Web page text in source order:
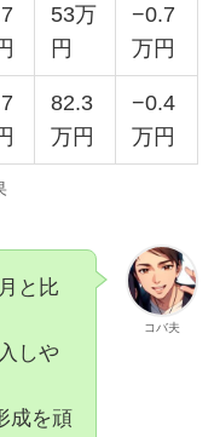
53万
円
−0.7
万円
82.3
万円
−0.4
万円
コバ夫
と比
しや
成を頑